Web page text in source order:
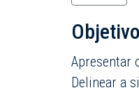
Objetivo
Apresentar
Delinear a